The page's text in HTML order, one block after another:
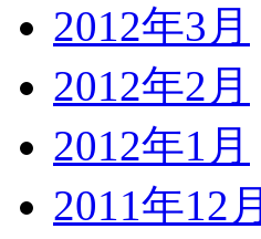
2012年3月
2012年2月
2012年1月
2011年12月